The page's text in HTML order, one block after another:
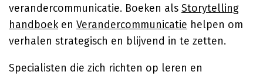
verandercommunicatie. Boeken als Storytelling
handboeken Verandercommunicatie helpen om
verhalen strategisch en blijvend in te zetten.
Specialisten die zich richten op leren en